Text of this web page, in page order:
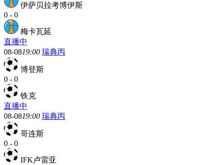
伊萨贝拉考博伊斯
0 - 0
梅卡瓦延
直播中
08-0819:00 瑞典丙
博登斯
0 - 0
铁克
直播中
08-0819:00 瑞典丙
哥连斯
0 - 0
IFK卢雷亚